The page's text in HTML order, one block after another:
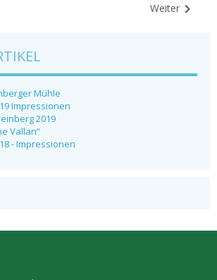
Weiter
Mühle
Impressionen
2019
Vallan“
- Impressionen